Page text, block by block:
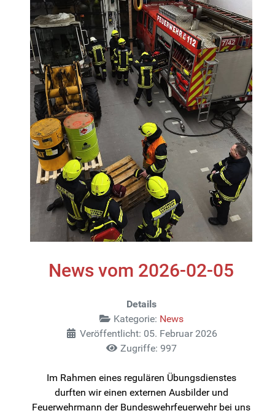
News vom 2026-02-05
Details
Kategorie: News
Veröffentlicht: 05. Februar 2026
Zugriffe: 997
Im Rahmen eines regulären Übungsdienstes
durften wir einen externen Ausbilder und
Feuerwehrmann der Bundeswehrfeuerwehr bei uns